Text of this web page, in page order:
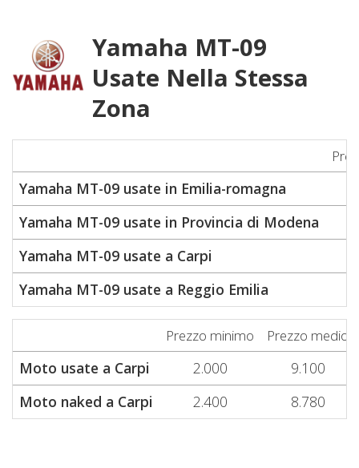
Yamaha MT-09
Usate Nella Stessa
Zona
Yamaha MT-09 usate in Emilia-romagna
Yamaha MT-09 usate in Provincia di Modena
Yamaha MT-09 usate a Carpi
Yamaha MT-09 usate a Reggio Emilia
Prezzo minimo Prezzo medio
Moto usate a Carpi 2.000
9.100
Moto naked a Carpi
2.400 8.780